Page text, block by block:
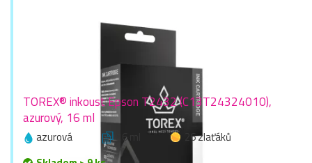
TOREX® inkoust Epson T2432 (C13T24324010),
azurový, 16 ml
azurová 16 ml
26 zlaťáků